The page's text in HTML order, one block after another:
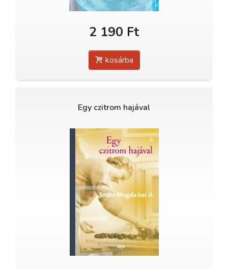
2 190 Ft
kosárba
Egy czitrom hajával